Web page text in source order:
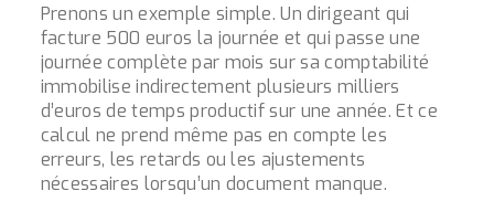
Prenons un exemple simple. Un dirigeant qui
facture 500 euros la journée et qui passe une
journée complète par mois sur sa comptabilité
immobilise indirectement plusieurs milliers
d’euros de temps productif sur une année. Et ce
calcul ne prend même pas en compte les
erreurs, les retards ou les ajustements
nécessaires lorsqu’un document manque.